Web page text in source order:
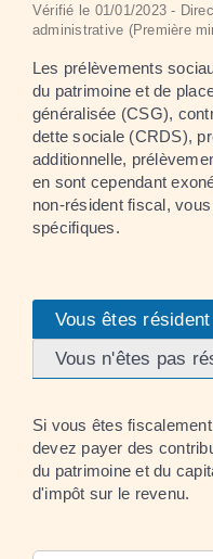
Vérifié le 01/01/2023 -
administrative (Première
Les prélèvements
du patrimoine et de
généralisée (CSG),
dette sociale (CRDS),
additionnelle,
en sont cependant
non-résident fiscal,
spécifiques.
Vous êtes
Vous n'êtes pas
Si vous êtes
devez payer des
du patrimoine et du
d'impôt sur le revenu.